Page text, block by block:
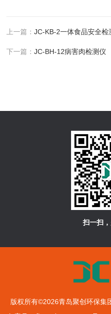
上一篇：JC-KB-2一体食品安全检
下一篇：JC-BH-12病害肉检测仪
扫一扫
版权所有©2026青岛聚创环保